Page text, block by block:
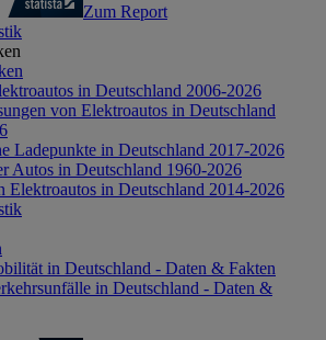
Zum Report
in Deutschland 2006-2026
von Elektroautos in Deutschland
Ladepunkte in Deutschland 2017-2026
Autos in Deutschland 1960-2026
Elektroautos in Deutschland 2014-2026
in Deutschland - Daten & Fakten
in Deutschland - Daten &